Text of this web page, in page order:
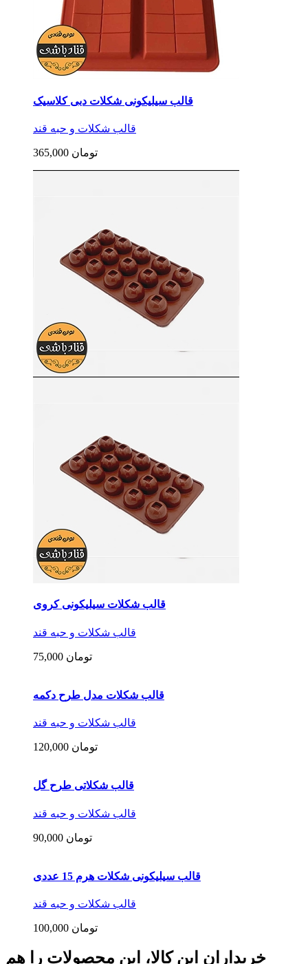
قالب سیلیکونی شکلات دبی کلاسیک
قالب شکلات و حبه قند
365,000 تومان
قالب شکلات سیلیکونی کروی
قالب شکلات و حبه قند
75,000 تومان